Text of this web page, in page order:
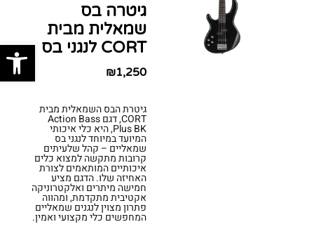
גיטרה בס
שמאלית מבית
CORT לנגני בס
₪1,250
גיטרת הבס השמאלית מבית
CORT, דגם Action Bass
Plus BK, היא כלי איכותי
המיועד במיוחד לנגני בס
שמאליים – קהל שלעיתים
קרובות מתקשה למצוא כלים
איכותיים המותאמים לצורת
האחיזה שלו. הדגם מציע
חמישה מיתרים ואלקטרוניקה
אקטיבית מתקדמת, ומהווה
פתרון מצוין לנגנים שמאליים
המחפשים כלי מקצועי ואמין.
פתח